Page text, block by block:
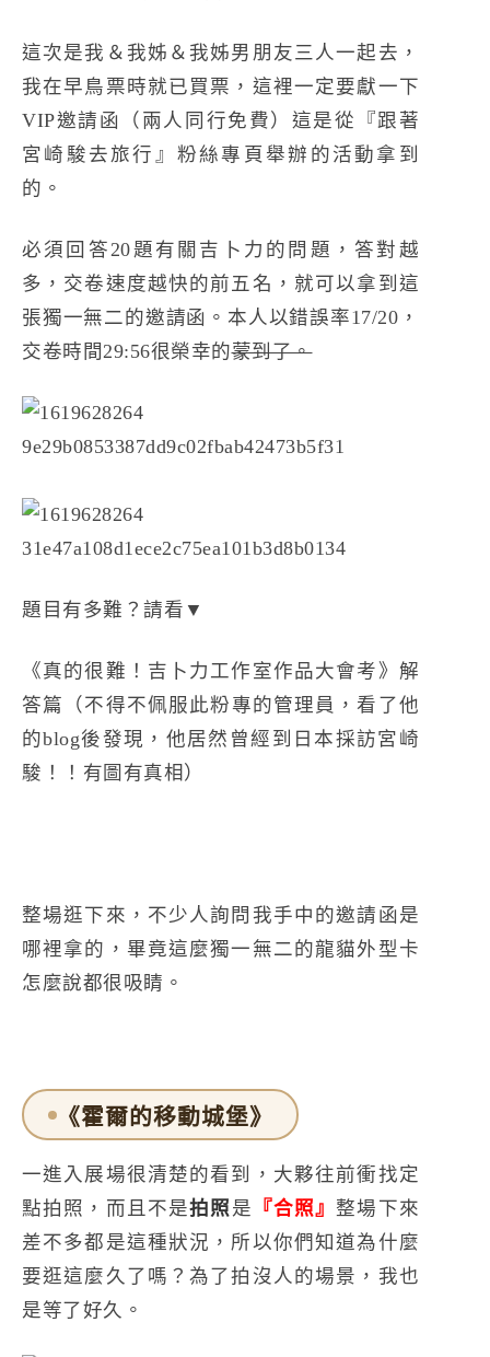
這次是我＆我姊＆我姊男朋友三人一起去，
我在早鳥票時就已買票，這裡一定要獻一下
VIP邀請函（兩人同行免費）這是從『跟著
宮崎駿去旅行 』粉絲專頁舉辦的活動拿到
的。
必須回答20題有關吉卜力的問題，答對越
多，交卷速度越快的前五名，就可以拿到這
張獨一無二的邀請函。本人以錯誤率17/20，
交卷時間29:56很榮幸的蒙到了。
題目有多難？請看▼
《真的很難！吉卜力工作室作品大會考》解
答篇
（不得不佩服此粉專的管理員，看了他
的blog後發現，他居然曾經到日本採訪宮崎
駿！！有圖有真相 ）
整場逛下來，不少人詢問我手中的邀請函是
哪裡拿的，畢竟這麼獨一無二的龍貓外型卡
怎麼說都很吸睛。
《霍爾的移動城堡》
一進入展場很清楚的看到，大夥往前衝找定
點拍照，而且不是拍照 是 『合照』 整場下來
差不多都是這種狀況，所以你們知道為什麼
要逛這麼久了嗎？為了拍沒人的場景，我也
是等了好久。